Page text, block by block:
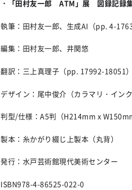
・「田村友一郎 ATM」展 図録記録
執筆：田村友一郎、生成AI（pp. 4-
編集：田村友一郎、井関悠
翻訳：三上真理子（pp. 17992-18051）
デザイン：尾中俊介（カラマリ・インク
判型/仕様：A5判（H214mm x
製本：糸かがり綴じ上製本（丸背）
発行：水戸芸術館現代美術センター
ISBN978-4-86525-022-0